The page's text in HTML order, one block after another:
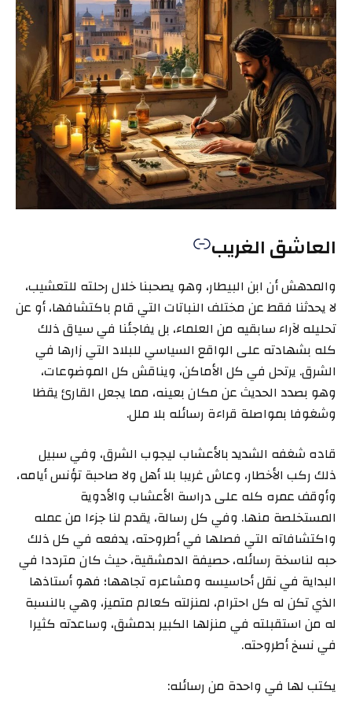
العاشق الغريب
والمدهش أن ابن البيطار، وهو يصحبنا خلال رحلته للتعشيب،
لا يحدثنا فقط عن مختلف النباتات التي قام باكتشافها، أو عن
تحليله لآراء سابقيه من العلماء، بل يفاجئنا في سياق ذلك
كله بشهادته على الواقع السياسي للبلاد التي زارها في
الشرق. يرتحل في كل الأماكن، ويناقش كل الموضوعات،
وهو بصدد الحديث عن مكان بعينه، مما يجعل القارئ يقظا
وشغوفا بمواصلة قراءة رسائله بلا ملل.
قاده شغفه الشديد بالأعشاب ليجوب الشرق، وفي سبيل
ذلك ركب الأخطار، وعاش غريبا بلا أهل ولا صاحبة تؤنس أيامه،
وأوقف عمره كله على دراسة الأعشاب والأدوية
المستخلصة منها. وفي كل رسالة، يقدم لنا جزءا من عمله
واكتشافاته التي فصلها في أطروحته، يدفعه في كل ذلك
حبه لناسخة رسائله، حصيفة الدمشقية، حيث كان مترددا في
البداية في نقل أحاسيسه ومشاعره تجاهها؛ فهو أستاذها
الذي تكن له كل احترام، لمنزلته كعالم متميز، وهي بالنسبة
له من استقبلته في منزلها الكبير بدمشق، وساعدته كثيرا
في نسخ أطروحته.
يكتب لها في واحدة من رسائله: